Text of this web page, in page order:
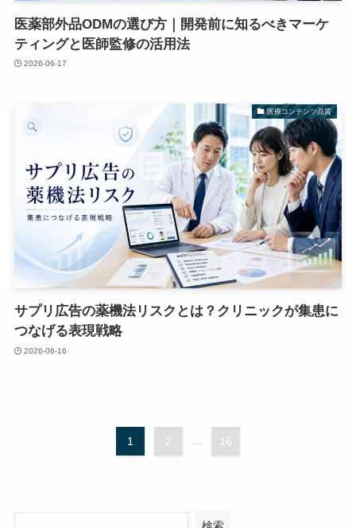
医薬部外品ODMの選び方｜開発前に知るべきマーケ
ティングと医師監修の活用法
2026-06-17
医療コンテンツ品質
サプリ広告の薬機法リスクとは？クリニックが集患に
つなげる表現戦略
2026-06-16
1 2 ... 16